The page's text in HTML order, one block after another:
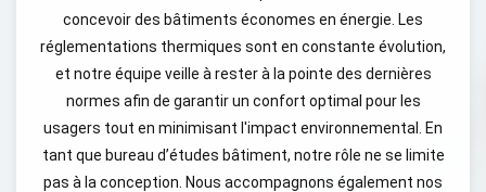
concevoir des bâtiments économes en énergie. Les
réglementations thermiques sont en constante évolution,
et notre équipe veille à rester à la pointe des dernières
normes afin de garantir un confort optimal pour les
usagers tout en minimisant l'impact environnemental. En
tant que bureau d’études bâtiment, notre rôle ne se limite
pas à la conception. Nous accompagnons également nos